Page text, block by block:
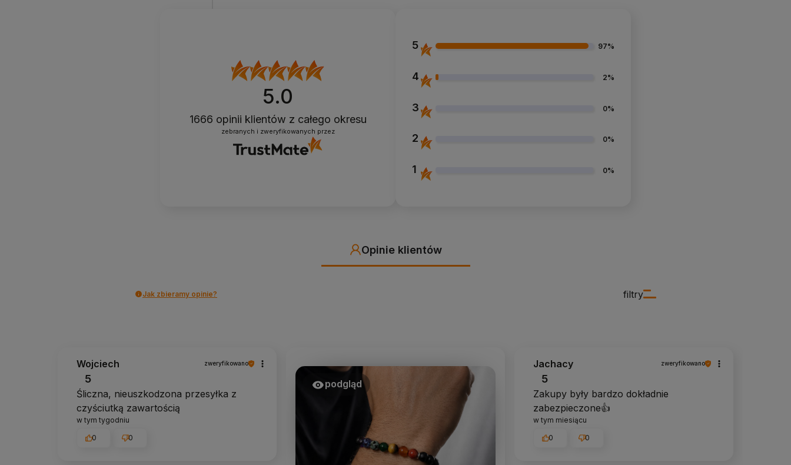
5.0
1666 opinii klientów z całego okresu
zebranych i zweryfikowanych przez
5 97%
4 2%
3 0%
2 0%
1 0%
Opinie klientów
filtry
Jak zbieramy opinie?
Wojciech zweryfikowano
5
Śliczna, nieuszkodzona przesyłka z
czyściutką zawartością
w tym tygodniu
0 0
podgląd
Jachacy zweryfikowano
5
Zakupy były bardzo dokładnie
zabezpieczone👍️
w tym miesiącu
0 0